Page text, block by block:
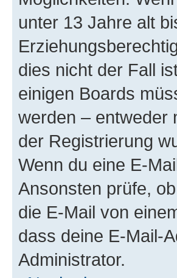
unter 13 Jahre alt
dies nicht der Fall
einigen Boards
werden – entweder
der Registrierung
Wenn du eine E-
Ansonsten prüfe,
die E-Mail von
dass deine E-Mail-
Administrator.